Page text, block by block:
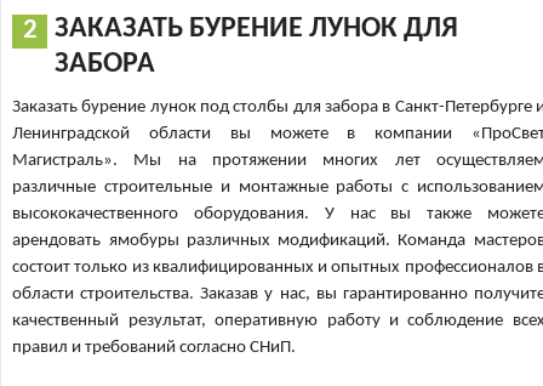
ЗАКАЗАТЬ БУРЕНИЕ ЛУНОК ДЛЯ
ЗАБОРА
Заказать бурение лунок под столбы для забора в Санкт-Петербурге
Ленинградской области вы можете в компании
Магистраль». Мы на протяжении многих лет
различные строительные и монтажные работы с
высококачественного оборудования. У нас вы также
арендовать ямобуры различных модификаций. Команда
состоит только из квалифицированных и опытных профессионалов
области строительства. Заказав у нас, вы гарантированно
качественный результат, оперативную работу и соблюдение
правил и требований согласно СНиП.